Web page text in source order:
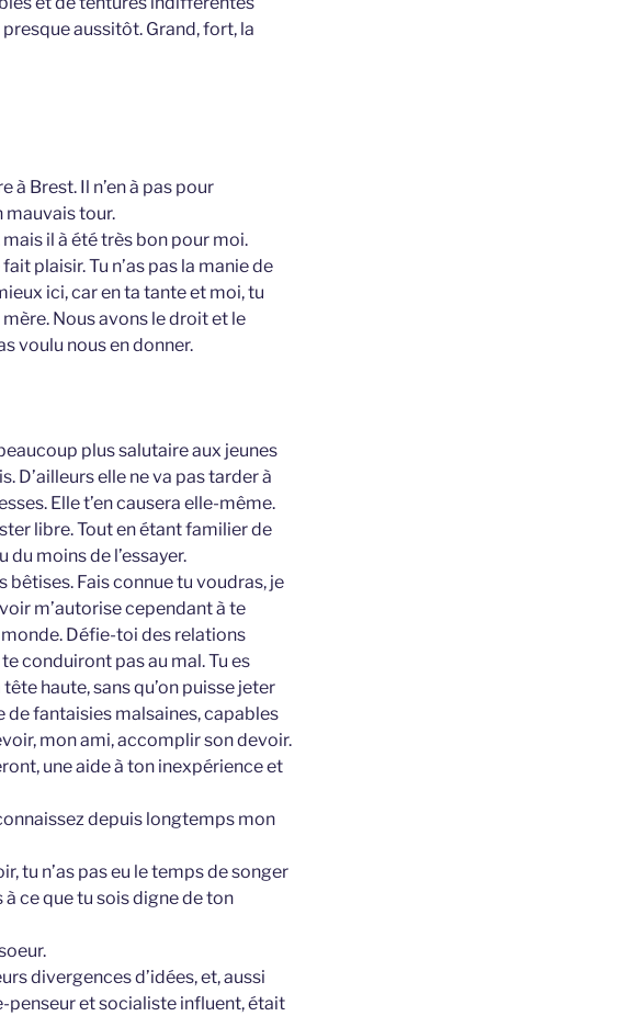
aussitôt. Grand, fort, la
à Brest. Il n’en à pas pour
mauvais tour.
il à été très bon pour moi.
plaisir. Tu n’as pas la manie de
ici, car en ta tante et moi, tu
Nous avons le droit et le
voulu nous en donner.
plus salutaire aux jeunes
D’ailleurs elle ne va pas tarder à
Elle t’en causera elle-même.
libre. Tout en étant familier de
moins de l’essayer.
bêtises. Fais connue tu voudras, je
m’autorise cependant à te
monde. Défie-toi des relations
conduiront pas au mal. Tu es
haute, sans qu’on puisse jeter
de fantaisies malsaines, capables
mon ami, accomplir son devoir.
une aide à ton inexpérience et
depuis longtemps mon
tu n’as pas eu le temps de songer
ce que tu sois digne de ton
divergences d’idées, et, aussi
penseur et socialiste influent, était